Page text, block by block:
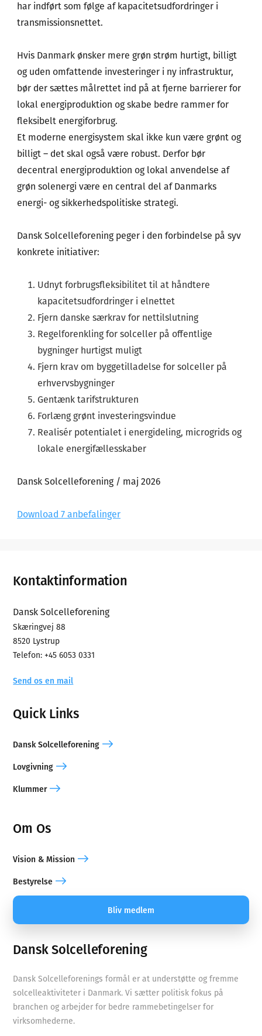
har indført som følge af kapacitetsudfordringer i
transmissionsnettet.
Hvis Danmark ønsker mere grøn strøm hurtigt, billigt
og uden omfattende investeringer i ny infrastruktur,
bør der sættes målrettet ind på at fjerne barrierer for
lokal energiproduktion og skabe bedre rammer for
fleksibelt energiforbrug.
Et moderne energisystem skal ikke kun være grønt og
billigt – det skal også være robust. Derfor bør
decentral energiproduktion og lokal anvendelse af
grøn solenergi være en central del af Danmarks
energi- og sikkerhedspolitiske strategi.
Dansk Solcelleforening peger i den forbindelse på syv
konkrete initiativer:
Udnyt forbrugsfleksibilitet til at håndtere
kapacitetsudfordringer i elnettet
Fjern danske særkrav for nettilslutning
Regelforenkling for solceller på offentlige
bygninger hurtigst muligt
Fjern krav om byggetilladelse for solceller på
erhvervsbygninger
Gentænk tarifstrukturen
Forlæng grønt investeringsvindue
Realisér potentialet i energideling, microgrids og
lokale energifællesskaber
Dansk Solcelleforening / maj 2026
Download 7 anbefalinger
Footer
Kontaktinformation
Dansk Solcelleforening
Skæringvej 88
8520 Lystrup
Telefon: +45 6053 0331
Send os en mail
Quick Links
Dansk Solcelleforening
Lovgivning
Klummer
Om Os
Vision & Mission
Bestyrelse
Bliv medlem
Dansk Solcelleforening
Dansk Solcelleforenings formål er at understøtte og fremme
solcelleaktiviteter i Danmark. Vi sætter politisk fokus på
branchen og arbejder for bedre rammebetingelser for
virksomhederne.